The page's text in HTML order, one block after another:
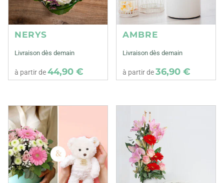
NERYS
Livraison dès demain
à partir de44,90 €
AMBRE
Livraison dès demain
à partir de36,90 €